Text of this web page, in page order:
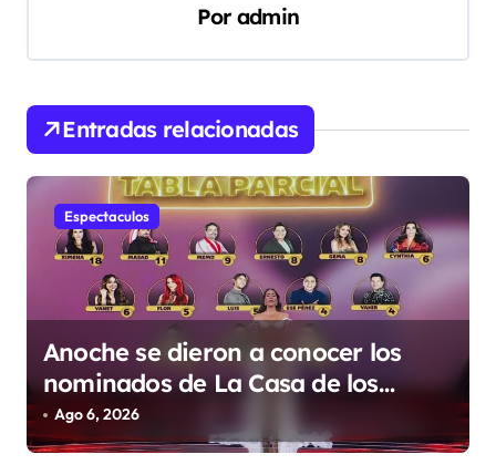
c
n
r
a
d
Por admin
Entradas relacionadas
Espectaculos
Anoche se dieron a conocer los
nominados de La Casa de los
Famosos México 2026 en la
segunda semana
Ago 6, 2026